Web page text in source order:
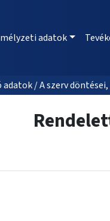
adatok
adatok / A szerv